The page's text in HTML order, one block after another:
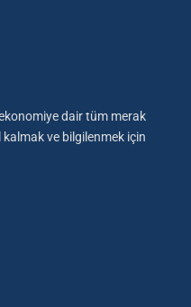
dair tüm merak
ve bilgilenmek için